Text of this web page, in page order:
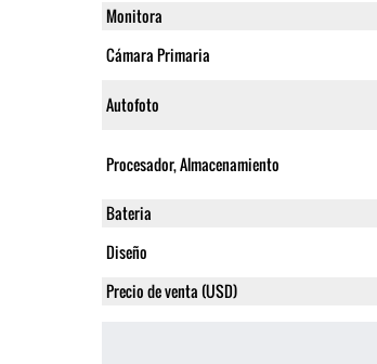
Monitora
Cámara Primaria
Autofoto
Procesador, Almacenamiento
Bateria
Diseño
Precio de venta (USD)